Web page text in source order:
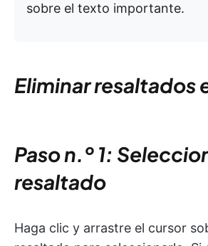
sobre el texto importante.
Eliminar resaltados
Paso n.º 1:
resaltado
Haga clic y arrastre el cursor